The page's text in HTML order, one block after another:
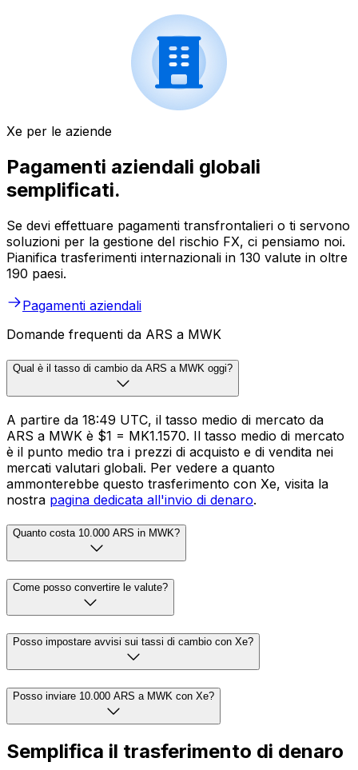
Xe per le aziende
Pagamenti aziendali globali
semplificati.
Se devi effettuare pagamenti transfrontalieri o ti servono
soluzioni per la gestione del rischio FX, ci pensiamo noi.
Pianifica trasferimenti internazionali in 130 valute in oltre
190 paesi.
Pagamenti aziendali
Domande frequenti da ARS a MWK
Qual è il tasso di cambio da ARS a MWK oggi?
A partire da 18:49 UTC, il tasso medio di mercato da
ARS a MWK è $1 = MK1.1570. Il tasso medio di mercato
è il punto medio tra i prezzi di acquisto e di vendita nei
mercati valutari globali. Per vedere a quanto
ammonterebbe questo trasferimento con Xe, visita la
nostra pagina dedicata all'invio di denaro.
Quanto costa 10.000 ARS in MWK?
Come posso convertire le valute?
Posso impostare avvisi sui tassi di cambio con Xe?
Posso inviare 10.000 ARS a MWK con Xe?
Semplifica il trasferimento di denaro